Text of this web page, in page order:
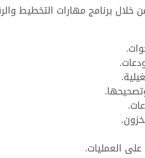
برنامج مهارات التخطيط
على العمليات.